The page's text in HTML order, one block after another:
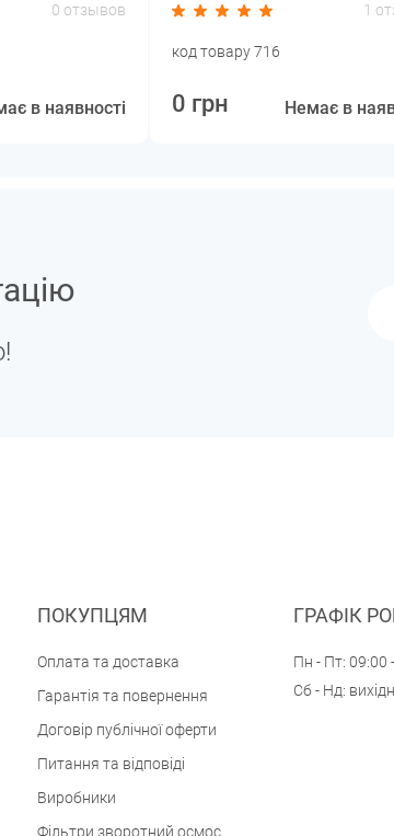
0 отзывов
в наявності
1
код товару 716
0 грн Немає в
ПОКУПЦЯМ
Оплата та доставка
Гарантія та повернення
Договір публічної оферти
Питання та відповіді
Виробники
Фільтри зворотний осмос
ГРАФІК
Пн - Пт: 09:00
Сб - Нд: